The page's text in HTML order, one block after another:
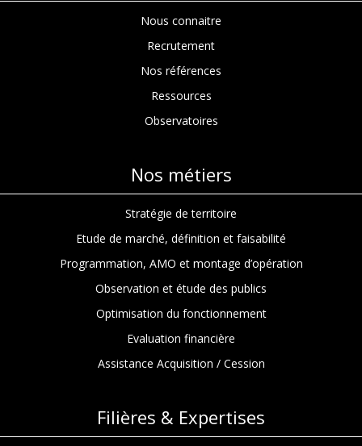
Nous connaitre
Recrutement
Nos références
Ressources
Observatoires
Nos métiers
Stratégie de territoire
Etude de marché, définition et faisabilité
Programmation, AMO et montage d’opération
Observation et étude des publics
Optimisation du fonctionnement
Evaluation financière
Assistance Acquisition / Cession
Filières & Expertises